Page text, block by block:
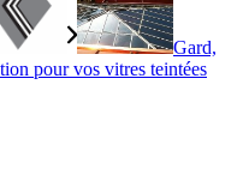
Gard,
pour vos vitres teintées